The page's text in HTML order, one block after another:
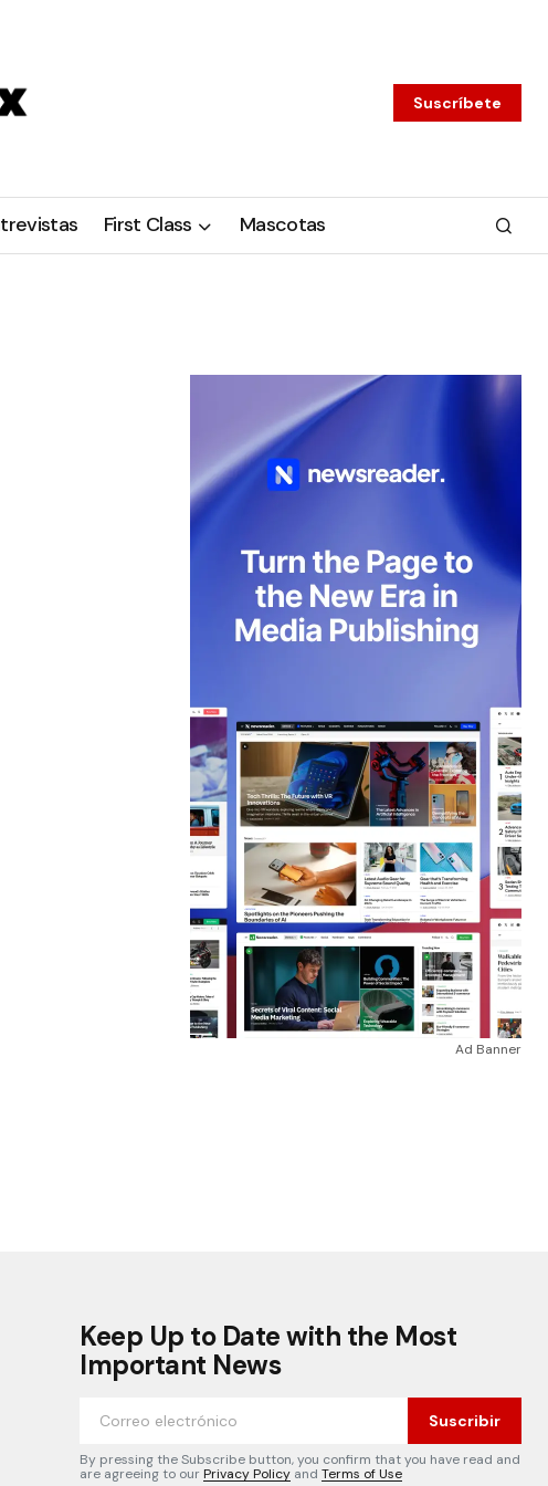
Suscríbete
First Class Mascotas
Ad Banner
Keep Up to Date with the Most
Important News
Suscribir
By pressing the Subscribe button, you confirm that you have read and
are agreeing to ourPrivacy Policy and Terms of Use